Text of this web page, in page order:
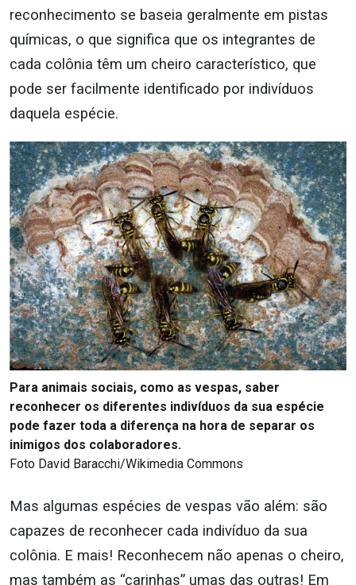
reconhecimento se baseia geralmente em pistas
químicas, o que significa que os integrantes de
cada colônia têm um cheiro característico, que
pode ser facilmente identificado por indivíduos
daquela espécie.
Para animais sociais, como as vespas, saber
reconhecer os diferentes indivíduos da sua espécie
pode fazer toda a diferença na hora de separar os
inimigos dos colaboradores.
Foto David Baracchi/Wikimedia Commons
Mas algumas espécies de vespas vão além: são
capazes de reconhecer cada indivíduo da sua
colônia. E mais! Reconhecem não apenas o cheiro,
mas também as “carinhas” umas das outras! Em